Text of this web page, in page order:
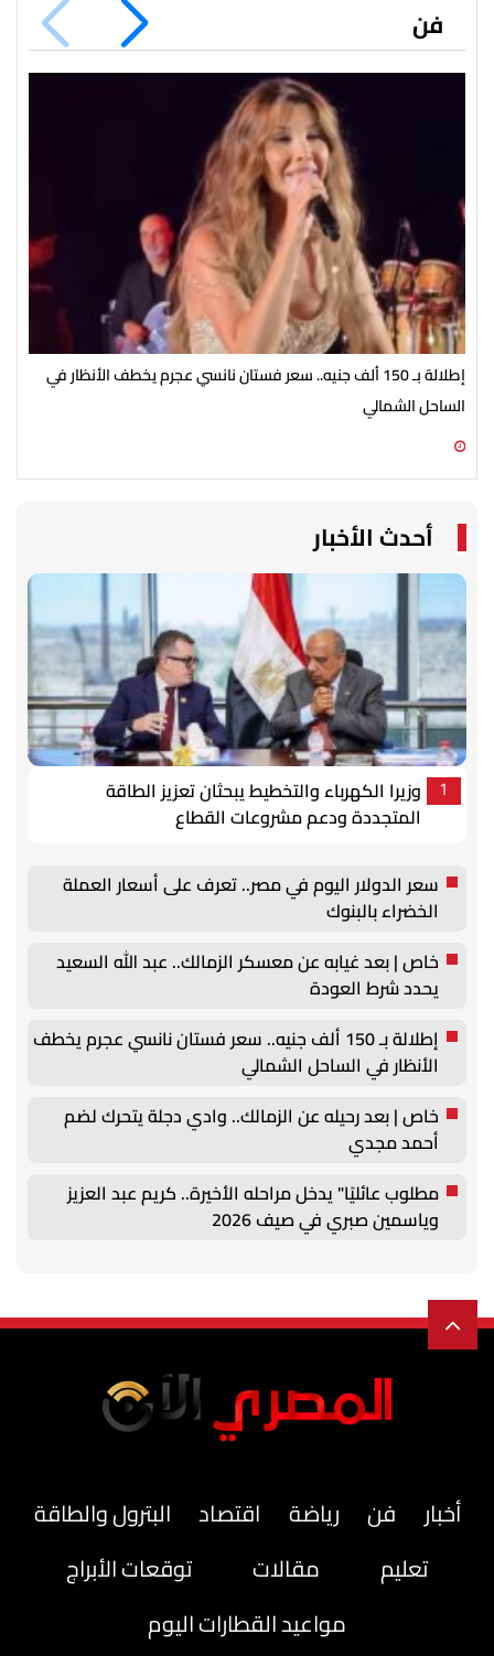
فن
إطلالة بـ 150 ألف جنيه.. سعر فستان نانسي عجرم يخطف الأنظار في
الساحل الشمالي
أحدث الأخبار
1
وزيرا الكهرباء والتخطيط يبحثان تعزيز الطاقة
المتجددة ودعم مشروعات القطاع
سعر الدولار اليوم في مصر.. تعرف على أسعار العملة
الخضراء بالبنوك
خاص | بعد غيابه عن معسكر الزمالك.. عبد الله السعيد
يحدد شرط العودة
إطلالة بـ 150 ألف جنيه.. سعر فستان نانسي عجرم يخطف
الأنظار في الساحل الشمالي
خاص | بعد رحيله عن الزمالك.. وادي دجلة يتحرك لضم
أحمد مجدي
مطلوب عائليًا" يدخل مراحله الأخيرة.. كريم عبد العزيز
وياسمين صبري في صيف 2026
أخبار فن رياضة اقتصاد
البترول والطاقة
تعليم
مقالات
توقعات الأبراج
مواعيد القطارات اليوم